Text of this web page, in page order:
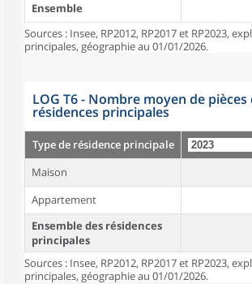
Ensemble
Sources : Insee, RP2012, RP2017 et RP2023,
principales, géographie au 01/01/2026.
LOG T6 - Nombre moyen de pièces
résidences principales
Type de résidence principale
Maison
Appartement
Ensemble des résidences
principales
Sources : Insee, RP2012, RP2017 et RP2023,
principales, géographie au 01/01/2026.